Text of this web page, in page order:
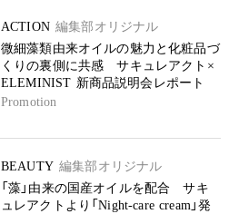
ACTION 編集部オリジナル
微細藻類由来オイルの魅力と化粧品づ
くりの裏側に共感 サキュレアクト×
ELEMINIST 新商品説明会レポート
Promotion
BEAUTY 編集部オリジナル
「藻」由来の国産オイルを配合 サキ
ュレアクトより「Night-care cream」発